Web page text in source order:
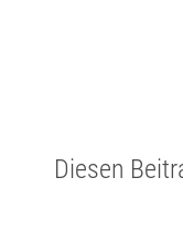
Diesen